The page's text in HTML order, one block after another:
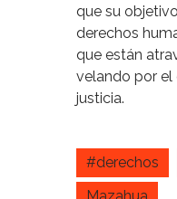
que su
derechos
que están
velando por
justicia.
#derechos